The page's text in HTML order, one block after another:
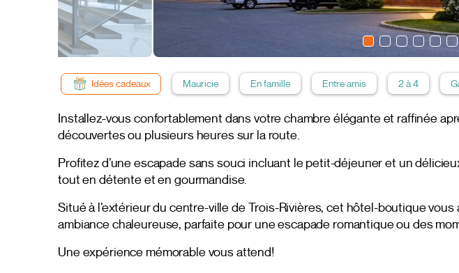
Idées cadeaux Mauricie En famille Entre amis 2 à 4
Installez-vous confortablement dans votre chambre élégante et raffinée
découvertes ou plusieurs heures sur la route.
Profitez d’une escapade sans souci incluant le petit-déjeuner et un
tout en détente et en gourmandise.
Situé à l’extérieur du centre-ville de Trois-Rivières, cet hôtel-boutique
ambiance chaleureuse, parfaite pour une escapade romantique ou des
Une expérience mémorable vous attend!